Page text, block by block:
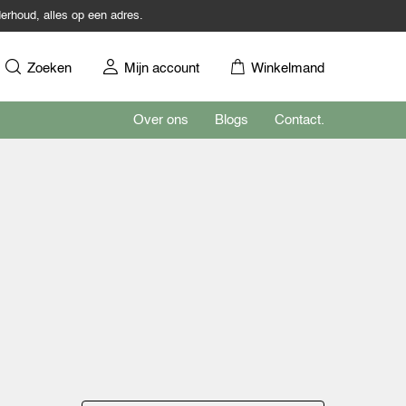
alles op een adres.
Zoeken Mijn account Winkelmand
Over ons Blogs Contact.